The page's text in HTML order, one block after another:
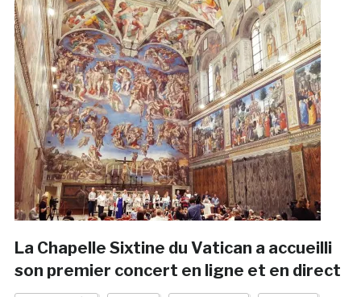
La Chapelle Sixtine du Vatican a accueilli
son premier concert en ligne et en direct